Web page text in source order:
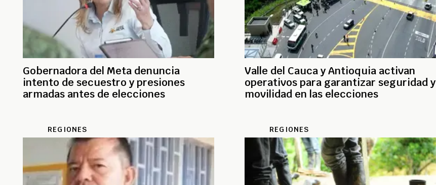
Gobernadora del Meta denuncia
intento de secuestro y presiones
armadas antes de elecciones
Valle del Cauca y Antioquia activan
operativos para garantizar seguridad y
movilidad en las elecciones
REGIONES REGIONES